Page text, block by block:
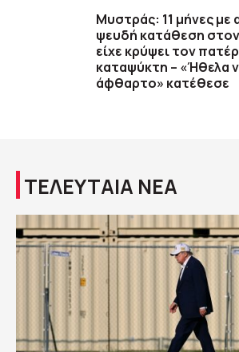
Μυστράς: 11 μήνες με
ψευδή κατάθεση
είχε κρύψει τον
καταψύκτη – «Ήθελα
άφθαρτο» κατέθεσε
ΤΕΛΕΥΤΑΙΑ ΝΕΑ